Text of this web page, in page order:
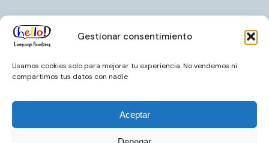
Gestionar consentimiento
Usamos cookies solo para mejorar tu experiencia. No vendemos ni
compartimos tus datos con nadie
Aceptar
Sobre nosotros